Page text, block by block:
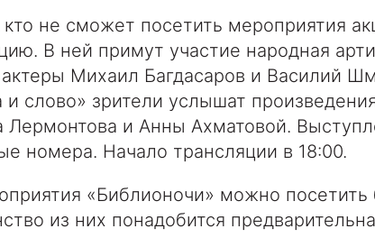
не сможет посетить мероприятия
В ней примут участие народная
Михаил Багдасаров и Василий
и слово» зрители услышат
Лермонтова и Анны Ахматовой.
номера. Начало трансляции в 18:00.
«Библионочи» можно посетить
из них понадобится